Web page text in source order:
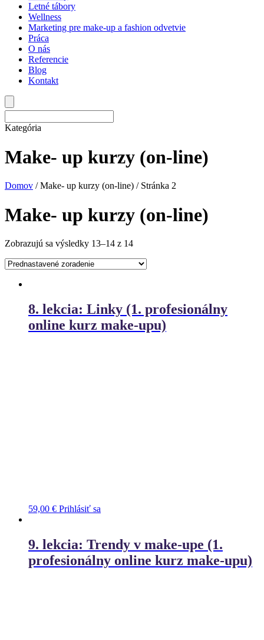
Letné tábory
Wellness
Marketing pre make-up a fashion odvetvie
Práca
O nás
Referencie
Blog
Kontakt
Kategória
Make- up kurzy (on-line)
Domov / Make- up kurzy (on-line) / Stránka 2
Make- up kurzy (on-line)
Zobrazujú sa výsledky 13–14 z 14
8. lekcia: Linky (1. profesionálny
online kurz make-upu)
59,00 € Prihlásiť sa
9. lekcia: Trendy v make-upe (1.
profesionálny online kurz make-upu)